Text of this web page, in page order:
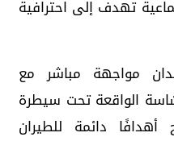
تهدف إلى احترافية
مواجهة مباشر مع
الواقعة تحت سيطرة
دائمة للطيران